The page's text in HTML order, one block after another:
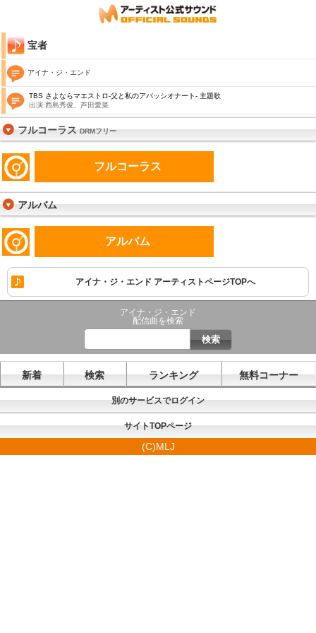
宝者
アイナ・ジ・エンド
TBS さよならマエストロ-父と私のアパッシオナート- 主題歌
出演:西島秀俊、芦田愛菜
フルコーラスDRMフリー
フルコーラス
アルバム
アルバム
アイナ・ジ・エンド アーティストページTOPへ
アイナ・ジ・エンド
配信曲を検索
新着 検索 ランキング 無料コーナー
別のサービスでログイン
サイトTOPページ
(C)MLJ